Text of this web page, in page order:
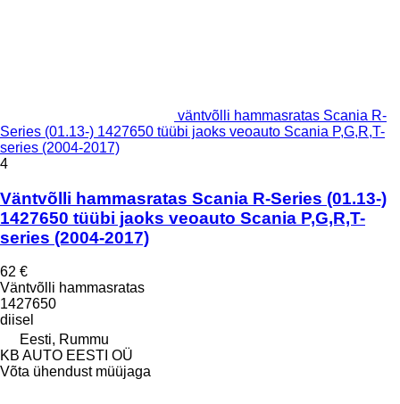
väntvõlli hammasratas Scania R-
Series (01.13-) 1427650 tüübi jaoks veoauto Scania P,G,R,T-
series (2004-2017)
4
Väntvõlli hammasratas Scania R-Series (01.13-)
1427650 tüübi jaoks veoauto Scania P,G,R,T-
series (2004-2017)
62 €
Väntvõlli hammasratas
1427650
diisel
Eesti, Rummu
KB AUTO EESTI OÜ
Võta ühendust müüjaga